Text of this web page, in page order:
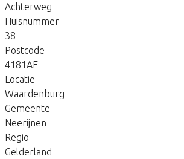
Achterweg
Huisnummer
38
Postcode
4181AE
Locatie
Waardenburg
Gemeente
Neerijnen
Regio
Gelderland